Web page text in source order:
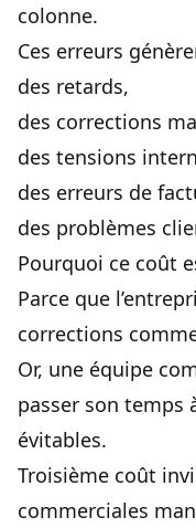
colonne.
Ces erreurs
des retards,
des corrections
des tensions
des erreurs de
des problèmes
Pourquoi ce coût
Parce que
corrections
Or, une équipe
passer son temps
évitables.
Troisième coût
commerciales